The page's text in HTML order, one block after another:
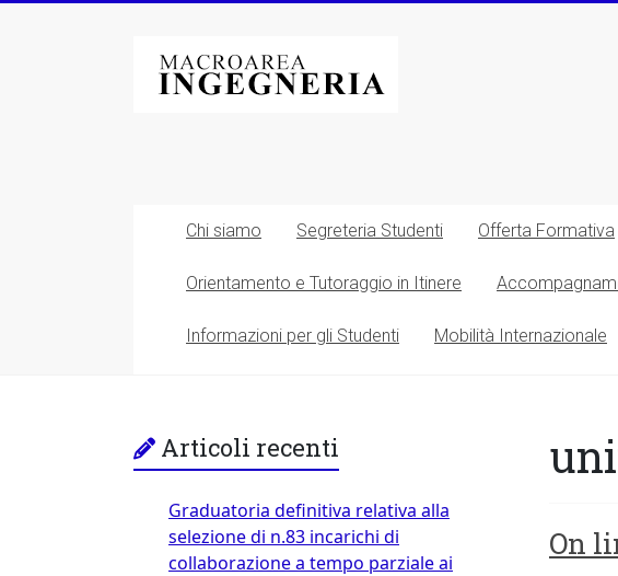
Macroarea
di
Università
degli
Studi
Tor
Vergata
Chi siamo Segreteria Studenti Offerta Formativa
Orientamento e Tutoraggio in Itinere
Informazioni per gli Studenti Mobilità Internazionale
On
Articoli recenti
Graduatoria definitiva relativa alla
selezione di n.83 incarichi di
collaborazione a tempo parziale ai